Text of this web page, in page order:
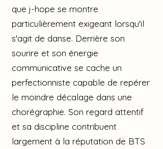
que j-hope se montre
particulièrement exigeant lorsqu'il
s'agit de danse. Derrière son
sourire et son énergie
communicative se cache un
perfectionniste capable de repérer
le moindre décalage dans une
chorégraphie. Son regard attentif
et sa discipline contribuent
largement à la réputation de BTS